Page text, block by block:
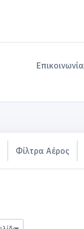
Επικοινωνία
Φίλτρα Αέρος